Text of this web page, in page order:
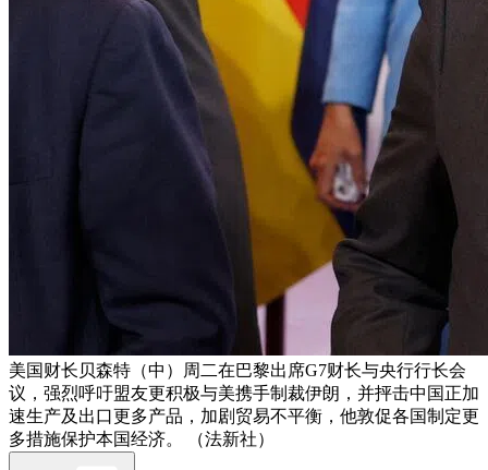
美国财长贝森特（中）周二在巴黎出席G7财长与央行行长会
议，强烈呼吁盟友更积极与美携手制裁伊朗，并抨击中国正加
速生产及出口更多产品，加剧贸易不平衡，他敦促各国制定更
多措施保护本国经济。 （法新社）